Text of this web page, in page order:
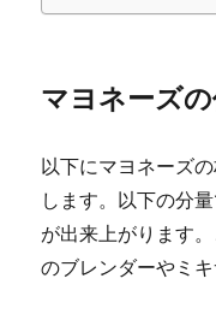
マヨネーズ
以下にマヨネーズ
します。以下の分
が出来上がります
のブレンダーやミ